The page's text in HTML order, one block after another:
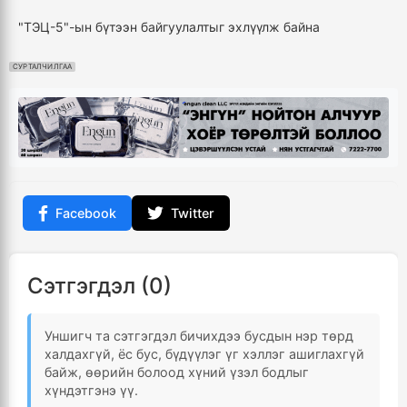
"ТЭЦ-5"-ын бүтээн байгуулалтыг эхлүүлж байна
СУРТАЛЧИЛГАА
Facebook Twitter
Сэтгэгдэл (0)
Уншигч та сэтгэгдэл бичихдээ бусдын нэр төрд
халдахгүй, ёс бус, бүдүүлэг үг хэллэг ашиглахгүй
байж, өөрийн болоод хүний үзэл бодлыг
хүндэтгэнэ үү.